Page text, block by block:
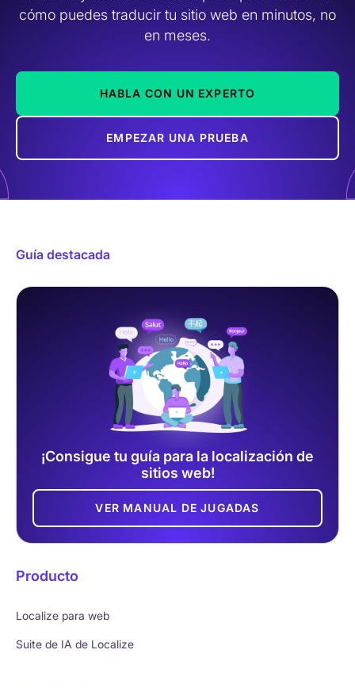
cómo puedes traducir tu sitio web en minutos, no
en meses.
HABLA CON UN EXPERTO
EMPEZAR UNA PRUEBA
Guía destacada
¡Consigue tu guía para la localización de
sitios web!
VER MANUAL DE JUGADAS
Producto
Localize para web
Suite de IA de Localize